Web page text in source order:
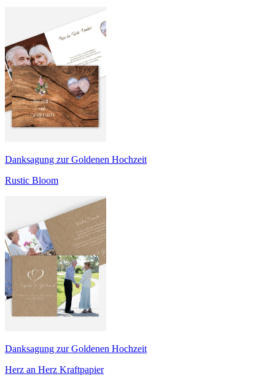
Danksagung zur Goldenen Hochzeit
Rustic Bloom
Danksagung zur Goldenen Hochzeit
Herz an Herz Kraftpapier